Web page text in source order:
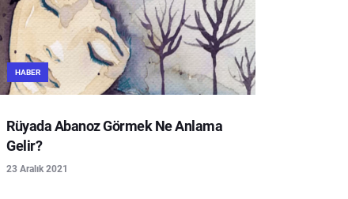
HABER
Rüyada Abanoz Görmek Ne Anlama
Gelir?
23 Aralık 2021